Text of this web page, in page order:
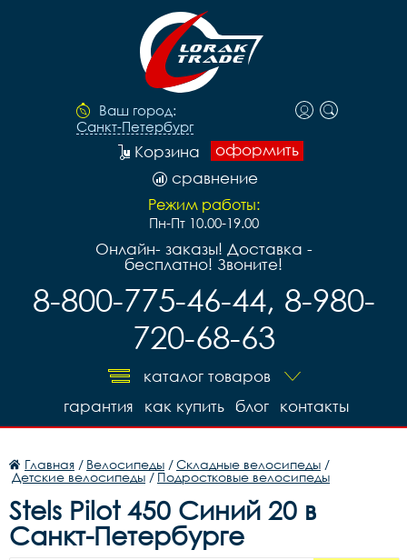
Ваш город:
Санкт-Петербург
оформить
Корзина
сравнение
Режим работы:
Пн-Пт 10.00-19.00
Онлайн- заказы! Доставка -
бесплатно! Звоните!
8-800-775-46-44, 8-980-
720-68-63
каталог товаров
контакты
блог
как купить
гарантия
Главная / Велосипеды /Складные велосипеды /
Детские велосипеды / Подростковые велосипеды
Stels Pilot 450 Синий 20 в
Санкт-Петербурге